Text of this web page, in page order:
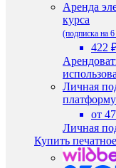
Аренда
курса
(подписка на
422
Личная
платформу
от
Личная
Купить